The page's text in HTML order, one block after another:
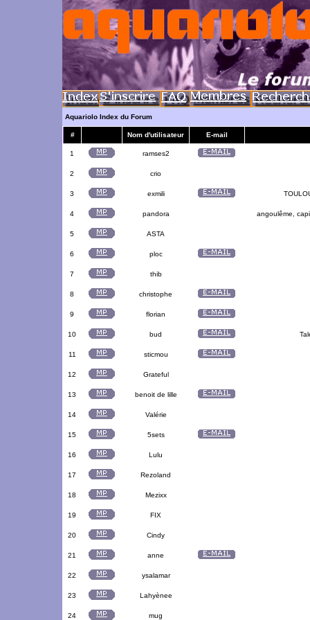
Aquariolo Index du Forum
# Nom d'utilisateur E-mail
1 ramses2
2 crio
3 exmili
4 pandora angoulême,
5 ASTA
6 ploc
7 thib
8 christophe
9 florian
10 bud
11 sticmou
12 Grateful
13 benoit de lille
14 Valérie
15 5sets
16 Lulu
17 Rezoland
18 Mezixx
19 FIX
20 Cindy
21 anne
22 ysalamar
23 Lahyènee
24 mug